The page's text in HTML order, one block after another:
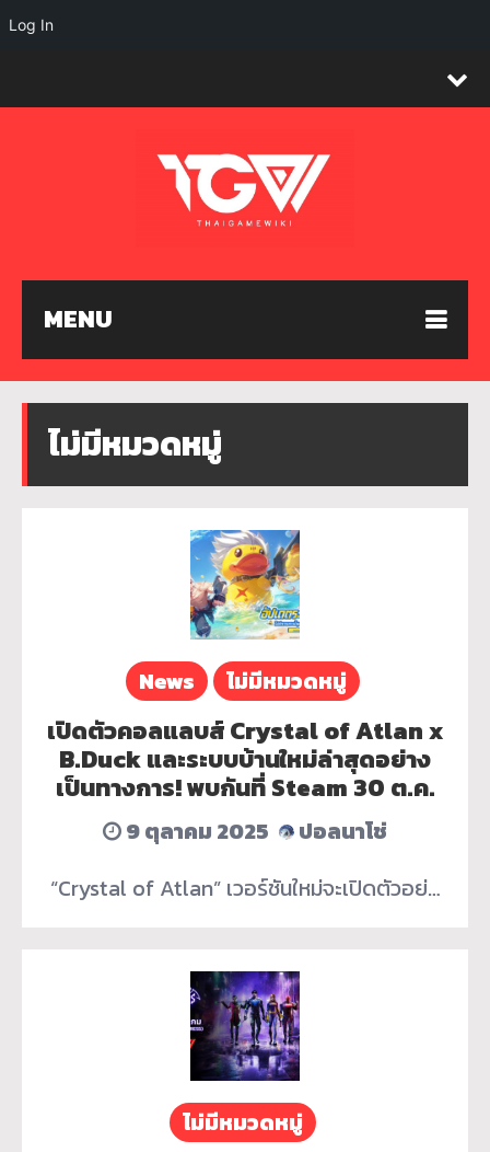
MENU
ไม่มีหมวดหมู่
News ไม่มีหมวดหมู่
เปิดตัวคอลแลบส์ Crystal of Atlan x
B.Duck และระบบบ้านใหม่ล่าสุดอย่าง
เป็นทางการ! พบกันที่ Steam 30 ต.ค.
9 ตุลาคม 2025
ปอลนาโช่
“Crystal of Atlan” เวอร์ชันใหม่จะเปิดตัวอย่…
ไม่มีหมวดหมู่
Log In